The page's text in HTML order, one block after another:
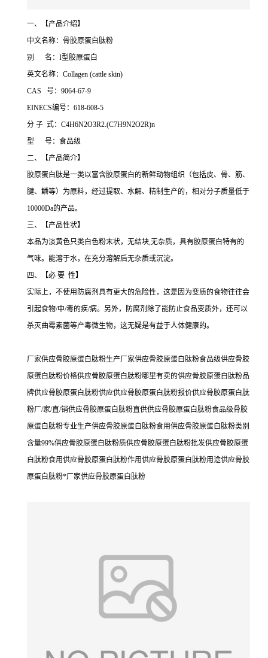
一、【产品介绍】
中文名称：骨胶原蛋白肽粉
别 名：I型胶原蛋白
英文名称：Collagen (cattle skin)
CAS 号：9064-67-9
EINECS编号：618-608-5
分 子 式：C4H6N2O3R2.(C7H9N2O2R)n
型 号：食品级
二、【产品简介】
胶原蛋白肽是一类以富含胶原蛋白的新鲜动物组织（包括皮、骨、筋、
腱、鳞等）为原料，经过提取、水解、精制生产的，相对分子质量低于
10000Da的产品。
三、【产品性状】
本品为淡黄色只类白色粉末状，无结块,无杂质，具有胶原蛋白特有的
气味。能溶于水，在充分溶解后无杂质或沉淀。
四、【必 要 性】
实际上，不使用防腐剂具有更大的危险性，这是因为变质的食物往往会
引起食物/中/毒的疾/病。另外，防腐剂除了能防止食品变质外，还可以
杀灭曲霉素菌等产毒微生物，这无疑是有益于人体健康的。
厂家供应骨胶原蛋白肽粉生产厂家供应骨胶原蛋白肽粉食品级供应骨胶
原蛋白肽粉价格供应骨胶原蛋白肽粉哪里有卖的供应骨胶原蛋白肽粉品
牌供应骨胶原蛋白肽粉供应供应骨胶原蛋白肽粉报价供应骨胶原蛋白肽
粉厂/家/直/销供应骨胶原蛋白肽粉直供供应骨胶原蛋白肽粉食品级骨胶
原蛋白肽粉专业生产供应骨胶原蛋白肽粉食用供应骨胶原蛋白肽粉类别
含量99%供应骨胶原蛋白肽粉质供应骨胶原蛋白肽粉批发供应骨胶原蛋
白肽粉食用供应骨胶原蛋白肽粉作用供应骨胶原蛋白肽粉用途供应骨胶
原蛋白肽粉*厂家供应骨胶原蛋白肽粉